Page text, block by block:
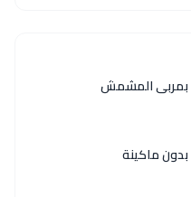
بمربى المشمش
ماكينة